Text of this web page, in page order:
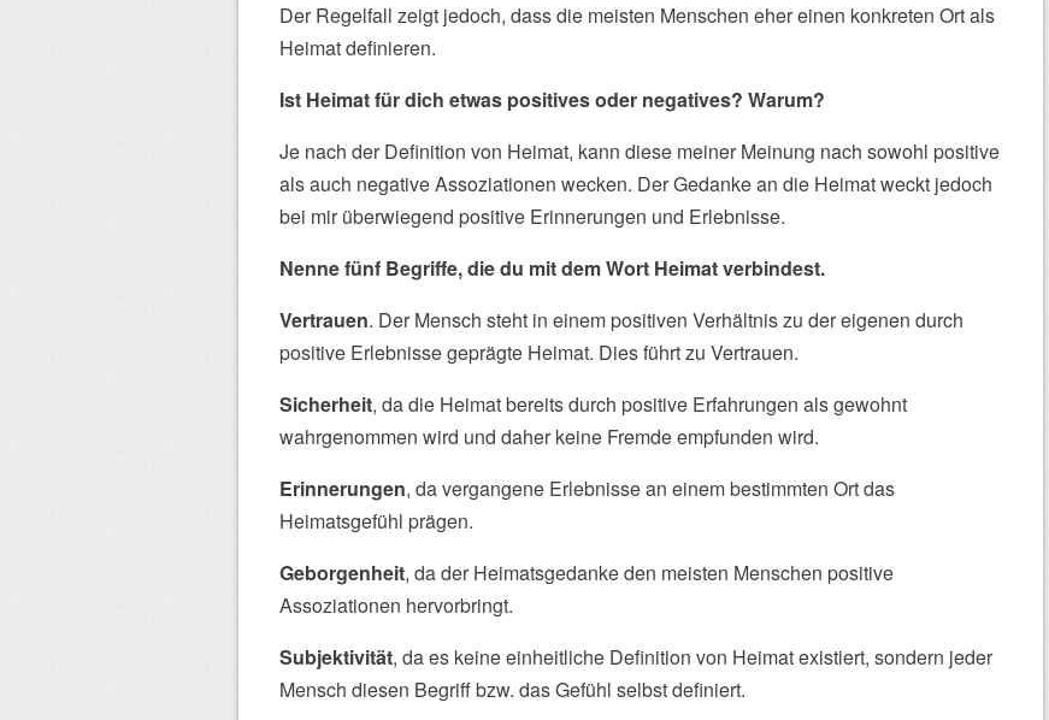
Der Regelfall zeigt jedoch, dass die meisten Menschen eher einen konkreten Ort als
Heimat definieren.
Ist Heimat für dich etwas positives oder negatives? Warum?
Je nach der Definition von Heimat, kann diese meiner Meinung nach sowohl positive
als auch negative Assoziationen wecken. Der Gedanke an die Heimat weckt jedoch
bei mir überwiegend positive Erinnerungen und Erlebnisse.
Nenne fünf Begriffe, die du mit dem Wort Heimat verbindest.
Vertrauen. Der Mensch steht in einem positiven Verhältnis zu der eigenen durch
positive Erlebnisse geprägte Heimat. Dies führt zu Vertrauen.
Sicherheit, da die Heimat bereits durch positive Erfahrungen als gewohnt
wahrgenommen wird und daher keine Fremde empfunden wird.
Erinnerungen, da vergangene Erlebnisse an einem bestimmten Ort das
Heimatsgefühl prägen.
Geborgenheit, da der Heimatsgedanke den meisten Menschen positive
Assoziationen hervorbringt.
Subjektivität, da es keine einheitliche Definition von Heimat existiert, sondern jeder
Mensch diesen Begriff bzw. das Gefühl selbst definiert.